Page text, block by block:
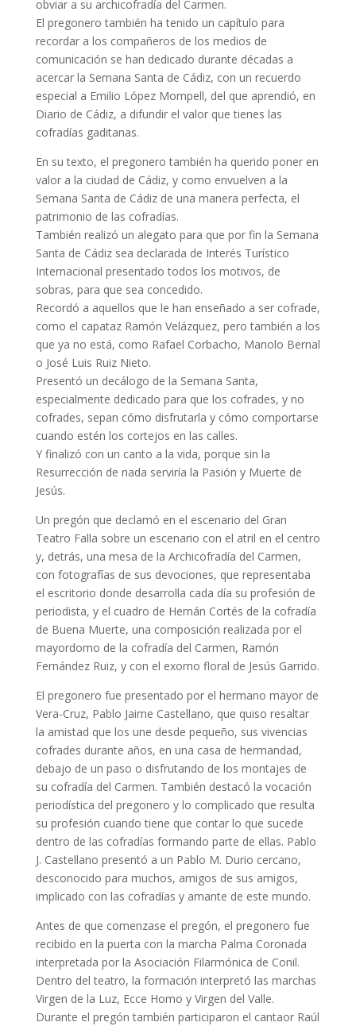
obviar a su archicofradía del Carmen.
El pregonero también ha tenido un capítulo para
recordar a los compañeros de los medios de
comunicación se han dedicado durante décadas a
acercar la Semana Santa de Cádiz, con un recuerdo
especial a Emilio López Mompell, del que aprendió, en
Diario de Cádiz, a difundir el valor que tienes las
cofradías gaditanas.
En su texto, el pregonero también ha querido poner en
valor a la ciudad de Cádiz, y como envuelven a la
Semana Santa de Cádiz de una manera perfecta, el
patrimonio de las cofradías.
También realizó un alegato para que por fin la Semana
Santa de Cádiz sea declarada de Interés Turístico
Internacional presentado todos los motivos, de
sobras, para que sea concedido.
Recordó a aquellos que le han enseñado a ser cofrade,
como el capataz Ramón Velázquez, pero también a los
que ya no está, como Rafael Corbacho, Manolo Bernal
o José Luis Ruiz Nieto.
Presentó un decálogo de la Semana Santa,
especialmente dedicado para que los cofrades, y no
cofrades, sepan cómo disfrutarla y cómo comportarse
cuando estén los cortejos en las calles.
Y finalizó con un canto a la vida, porque sin la
Resurrección de nada serviría la Pasión y Muerte de
Jesús.
Un pregón que declamó en el escenario del Gran
Teatro Falla sobre un escenario con el atril en el centro
y, detrás, una mesa de la Archicofradía del Carmen,
con fotografías de sus devociones, que representaba
el escritorio donde desarrolla cada día su profesión de
periodista, y el cuadro de Hernán Cortés de la cofradía
de Buena Muerte, una composición realizada por el
mayordomo de la cofradía del Carmen, Ramón
Fernández Ruiz, y con el exorno floral de Jesús Garrido.
El pregonero fue presentado por el hermano mayor de
Vera-Cruz, Pablo Jaime Castellano, que quiso resaltar
la amistad que los une desde pequeño, sus vivencias
cofrades durante años, en una casa de hermandad,
debajo de un paso o disfrutando de los montajes de
su cofradía del Carmen. También destacó la vocación
periodística del pregonero y lo complicado que resulta
su profesión cuando tiene que contar lo que sucede
dentro de las cofradías formando parte de ellas. Pablo
J. Castellano presentó a un Pablo M. Durio cercano,
desconocido para muchos, amigos de sus amigos,
implicado con las cofradías y amante de este mundo.
Antes de que comenzase el pregón, el pregonero fue
recibido en la puerta con la marcha Palma Coronada
interpretada por la Asociación Filarmónica de Conil.
Dentro del teatro, la formación interpretó las marchas
Virgen de la Luz, Ecce Homo y Virgen del Valle.
Durante el pregón también participaron el cantaor Raúl